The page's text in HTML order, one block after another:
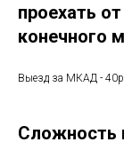
проехать
конечного
Выезд за МКАД -
Сложность